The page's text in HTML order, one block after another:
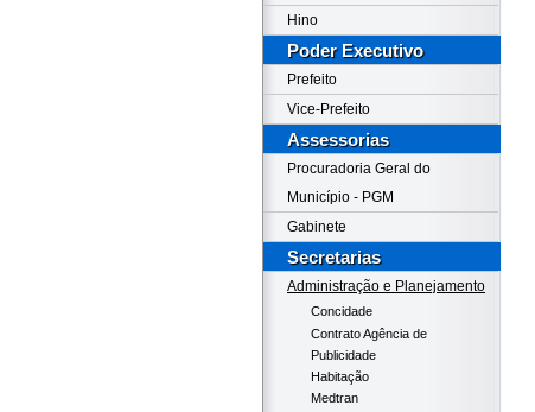
Hino
Poder Executivo
Prefeito
Vice-Prefeito
Assessorias
Procuradoria Geral do
Município - PGM
Gabinete
Secretarias
Administração e Planejamento
Concidade
Contrato Agência de
Publicidade
Habitação
Medtran